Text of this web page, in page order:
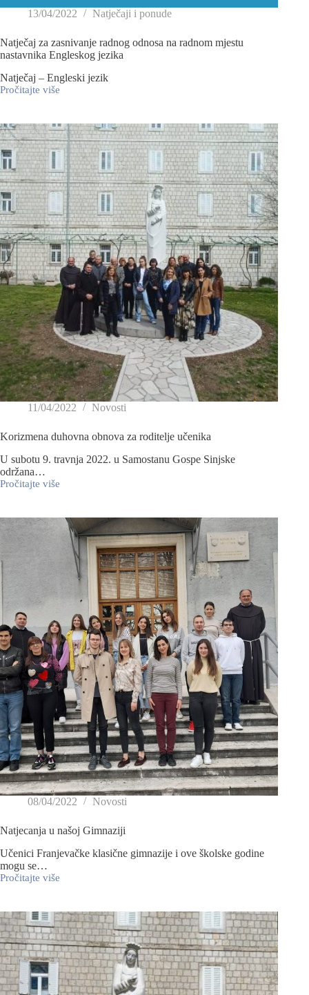
13/04/2022 Natječaji i ponude
Natječaj za zasnivanje radnog odnosa na radnom mjestu
nastavnika Engleskog jezika
Natječaj – Engleski jezik
Pročitajte više
11/04/2022 Novosti
Korizmena duhovna obnova za roditelje učenika
U subotu 9. travnja 2022. u Samostanu Gospe Sinjske
održana…
Pročitajte više
08/04/2022 Novosti
Natjecanja u našoj Gimnaziji
Učenici Franjevačke klasične gimnazije i ove školske godine
mogu se…
Pročitajte više